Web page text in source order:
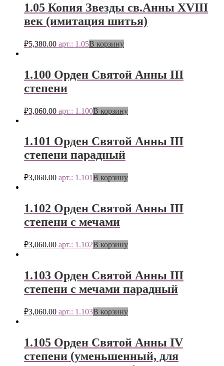
1.05 Копия Звезды св.Анны XVIII
век (имитация шитья)
₽5,380.00 арт.: 1.05В корзину
1.100 Орден Святой Анны III
степени
₽3,060.00 арт.: 1.100В корзину
1.101 Орден Святой Анны III
степени парадный
₽3,060.00 арт.: 1.101В корзину
1.102 Орден Святой Анны III
степени с мечами
₽3,060.00 арт.: 1.102В корзину
1.103 Орден Святой Анны III
степени с мечами парадный
₽3,060.00 арт.: 1.103В корзину
1.105 Орден Святой Анны IV
степени (уменьшенный, для